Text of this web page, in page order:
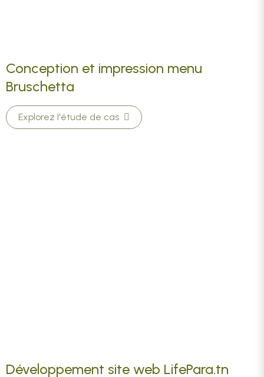
Conception et impression menu
Bruschetta
Explorez l'étude de cas
Développement site web LifePara.tn